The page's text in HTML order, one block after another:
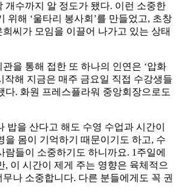
개수까지 알 정도가 됐다. 이런 소중한
위해 ‘울타리 봉사회’를 만들었고, 초창
씨가 모임을 이끌어 나가고 있는 상태
을 통해 접한 또 하나의 인연은 ‘압화
작해 지금은 매주 금요일 직접 수강생들
다. 화원 프레스플라워 중앙회장으로도
밥을 산다고 해도 수영 수업과 시간이
을 몸이 기억하기 때문이기도 하고, 수
람들이 소중하기도 하니까요. 1주일에
, 이 시간이 제게 주는 영향은 육체적으
나 소중합니다. 다른 분들에게도 꼭 권